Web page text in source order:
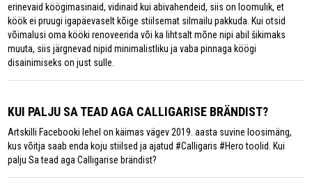
erinevaid köögimasinaid, vidinaid kui abivahendeid, siis on loomulik, et
köök ei pruugi igapäevaselt kõige stiilsemat silmailu pakkuda. Kui otsid
võimalusi oma kööki renoveerida või ka lihtsalt mõne nipi abil šikimaks
muuta, siis järgnevad nipid minimalistliku ja vaba pinnaga köögi
disainimiseks on just sulle.
KUI PALJU SA TEAD AGA CALLIGARISE BRÄNDIST?
Artskilli Facebooki lehel on käimas vägev 2019. aasta suvine loosimäng,
kus võitja saab enda koju stiilsed ja ajatud #Calligaris #Hero toolid. Kui
palju Sa tead aga Calligarise brändist?